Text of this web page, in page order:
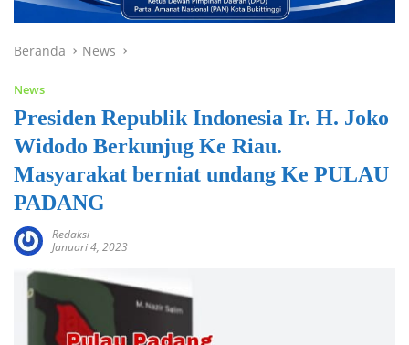
Beranda News
News
Presiden Republik Indonesia Ir. H. Joko
Widodo Berkunjug Ke Riau.
Masyarakat berniat undang Ke PULAU
PADANG
Redaksi
Januari 4, 2023